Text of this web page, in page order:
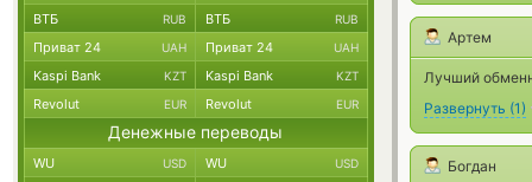
Артем
Лучший
Развернуть (1)
Богдан
ВТБ RUB ВТБ RUB
Приват 24 UAH Приват 24 UAH
Kaspi Bank KZT Kaspi Bank KZT
Revolut EUR Revolut EUR
Денежные переводы
WU USD WU USD